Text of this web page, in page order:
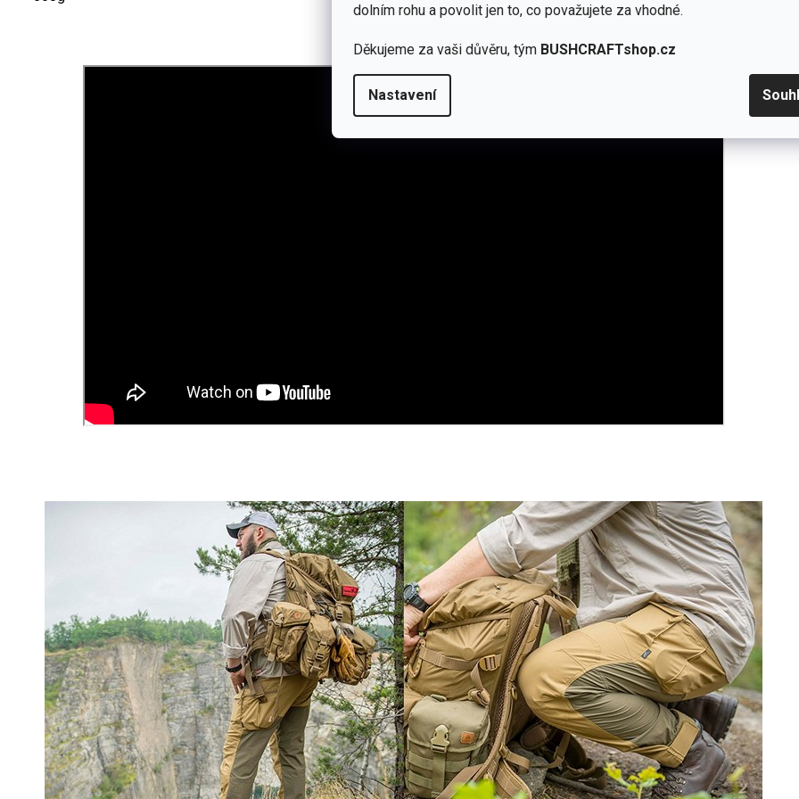
dolním rohu a povolit jen to, co považujete za vhodné.
Děkujeme za vaši důvěru, tým BUSHCRAFTshop.cz
Nastavení